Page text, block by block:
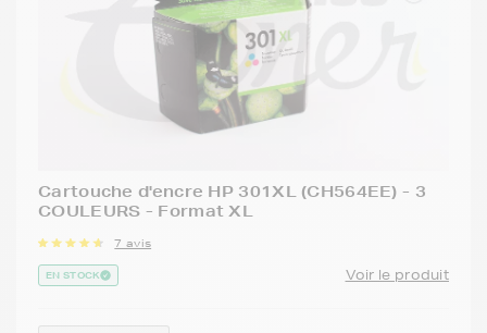
Cartouche d'encre HP 301XL (CH564EE) - 3
COULEURS - Format XL
7 avis
EN STOCK Voir le produit